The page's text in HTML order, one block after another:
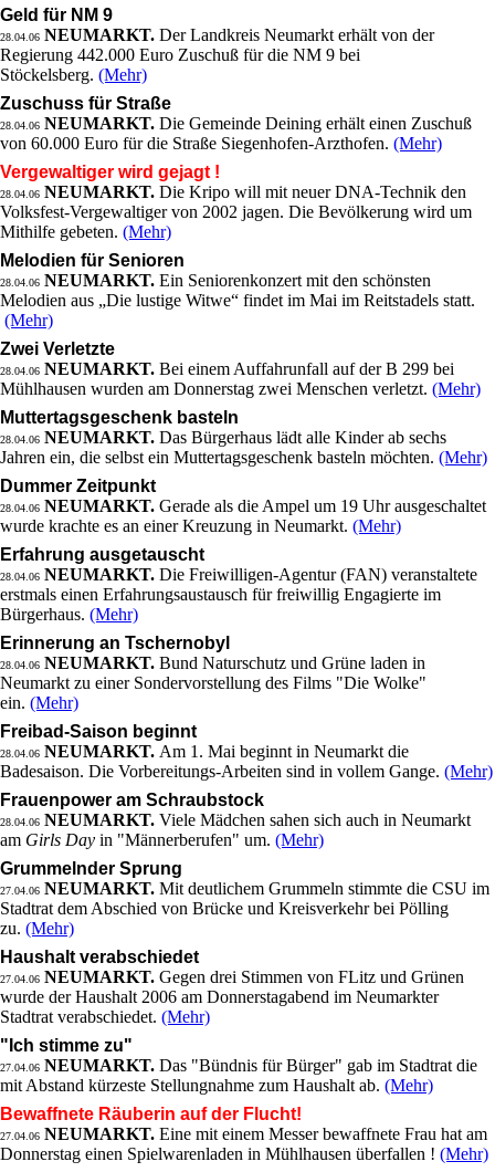
Geld für NM 9
28.04.06 NEUMARKT. Der Landkreis Neumarkt erhält von der
Regierung 442.000 Euro Zuschuß für die NM 9 bei
Stöckelsberg. (Mehr)
Zuschuss für Straße
28.04.06 NEUMARKT. Die Gemeinde Deining erhält einen Zuschuß
von 60.000 Euro für die Straße Siegenhofen-Arzthofen. (Mehr)
Vergewaltiger wird gejagt !
28.04.06 NEUMARKT. Die Kripo will mit neuer DNA-Technik den
Volksfest-Vergewaltiger von 2002 jagen. Die Bevölkerung wird um
Mithilfe gebeten. (Mehr)
Melodien für Senioren
28.04.06 NEUMARKT. Ein Seniorenkonzert mit den schönsten
Melodien aus „Die lustige Witwe“ findet im Mai im Reitstadels statt.
(Mehr)
Zwei Verletzte
28.04.06 NEUMARKT. Bei einem Auffahrunfall auf der B 299 bei
Mühlhausen wurden am Donnerstag zwei Menschen verletzt. (Mehr)
Muttertagsgeschenk basteln
28.04.06 NEUMARKT. Das Bürgerhaus lädt alle Kinder ab sechs
Jahren ein, die selbst ein Muttertagsgeschenk basteln möchten. (Mehr)
Dummer Zeitpunkt
28.04.06 NEUMARKT. Gerade als die Ampel um 19 Uhr ausgeschaltet
wurde krachte es an einer Kreuzung in Neumarkt. (Mehr)
Erfahrung ausgetauscht
28.04.06 NEUMARKT. Die Freiwilligen-Agentur (FAN) veranstaltete
erstmals einen Erfahrungsaustausch für freiwillig Engagierte im
Bürgerhaus. (Mehr)
Erinnerung an Tschernobyl
28.04.06 NEUMARKT. Bund Naturschutz und Grüne laden in
Neumarkt zu einer Sondervorstellung des Films "Die Wolke"
ein. (Mehr)
Freibad-Saison beginnt
28.04.06 NEUMARKT. Am 1. Mai beginnt in Neumarkt die
Badesaison. Die Vorbereitungs-Arbeiten sind in vollem Gange. (Mehr)
Frauenpower am Schraubstock
28.04.06 NEUMARKT. Viele Mädchen sahen sich auch in Neumarkt
am Girls Day in "Männerberufen" um. (Mehr)
Grummelnder Sprung
27.04.06 NEUMARKT. Mit deutlichem Grummeln stimmte die CSU im
Stadtrat dem Abschied von Brücke und Kreisverkehr bei Pölling
zu. (Mehr)
Haushalt verabschiedet
27.04.06 NEUMARKT. Gegen drei Stimmen von FLitz und Grünen
wurde der Haushalt 2006 am Donnerstagabend im Neumarkter
Stadtrat verabschiedet. (Mehr)
"Ich stimme zu"
27.04.06 NEUMARKT. Das "Bündnis für Bürger" gab im Stadtrat die
mit Abstand kürzeste Stellungnahme zum Haushalt ab. (Mehr)
Bewaffnete Räuberin auf der Flucht!
27.04.06 NEUMARKT. Eine mit einem Messer bewaffnete Frau hat am
Donnerstag einen Spielwarenladen in Mühlhausen überfallen ! (Mehr)